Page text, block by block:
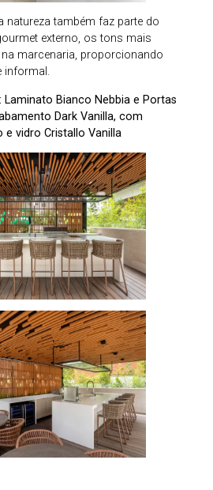
natureza também faz parte do
externo, os tons mais
marcenaria, proporcionando
informal.
Bianco Nebbia e Portas
Dark Vanilla, com
e vidro Cristallo Vanilla